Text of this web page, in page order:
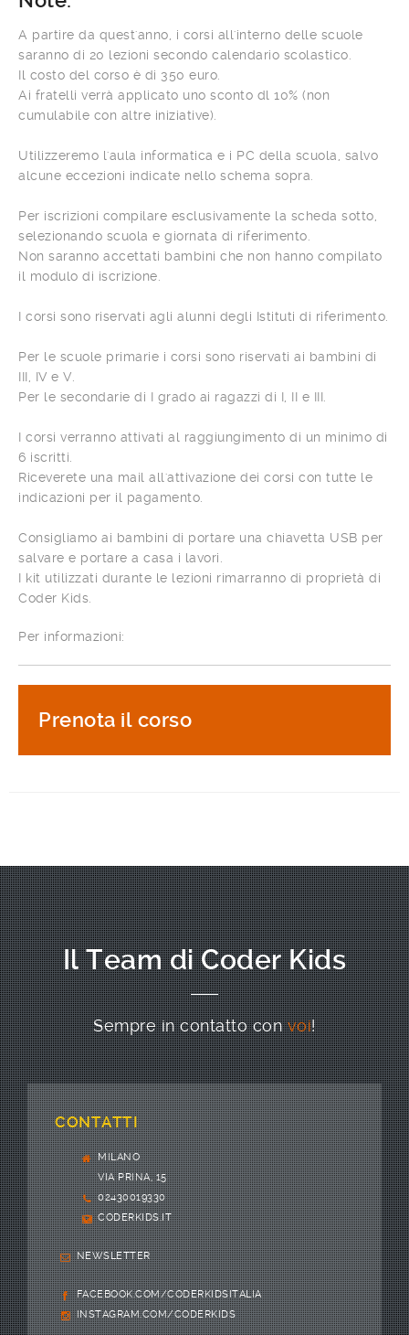
A partire da quest'anno, i corsi all'interno delle scuole
saranno di 20 lezioni secondo calendario scolastico.
Il costo del corso è di 350 euro.
Ai fratelli verrà applicato uno sconto dl 10% (non
cumulabile con altre iniziative).
Utilizzeremo l'aula informatica e i PC della scuola, salvo
alcune eccezioni indicate nello schema sopra.
Per iscrizioni compilare esclusivamente la scheda sotto,
selezionando scuola e giornata di riferimento.
Non saranno accettati bambini che non hanno compilato
il modulo di iscrizione.
I corsi sono riservati agli alunni degli Istituti di riferimento.
Per le scuole primarie i corsi sono riservati ai bambini di
III, IV e V.
Per le secondarie di I grado ai ragazzi di I, II e III.
I corsi verranno attivati al raggiungimento di un minimo di
6 iscritti.
Riceverete una mail all'attivazione dei corsi con tutte le
indicazioni per il pagamento.
Consigliamo ai bambini di portare una chiavetta USB per
salvare e portare a casa i lavori.
I kit utilizzati durante le lezioni rimarranno di proprietà di
Coder Kids.
Per informazioni:
Prenota il corso
Il Team di Coder Kids
Sempre in contatto convoi!
CONTATTI
MILANO
VIA PRINA, 15
02430019330
CODERKIDS.IT
NEWSLETTER
FACEBOOK.COM/CODERKIDSITALIA
INSTAGRAM.COM/CODERKIDS